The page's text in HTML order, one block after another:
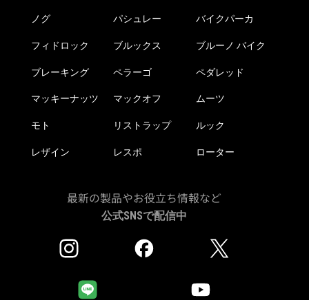
ノグ パシュレー バイクパーカ
フィドロック ブルックス ブルーノ バイク
ブレーキング ペラーゴ ペダレッド
マッキーナッツ マックオフ ムーツ
モト リストラップ ルック
レザイン レスポ ローター
最新の製品やお役立ち情報など
公式SNSで配信中